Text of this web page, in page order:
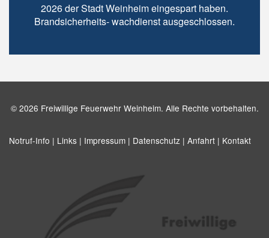
2026 der Stadt Weinheim eingespart haben.
Brandsicherheits- wachdienst ausgeschlossen.
© 2026 Freiwillige Feuerwehr Weinheim. Alle Rechte vorbehalten.
Notruf-Info | Links | Impressum | Datenschutz | Anfahrt | Kontakt